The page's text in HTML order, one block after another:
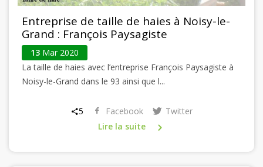
Entreprise de taille de haies à Noisy-le-
Grand : François Paysagiste
13 Mar 2020
La taille de haies avec l’entreprise François Paysagiste à
Noisy-le-Grand dans le 93 ainsi que l...
5 Facebook
Twitter
Lire la suite